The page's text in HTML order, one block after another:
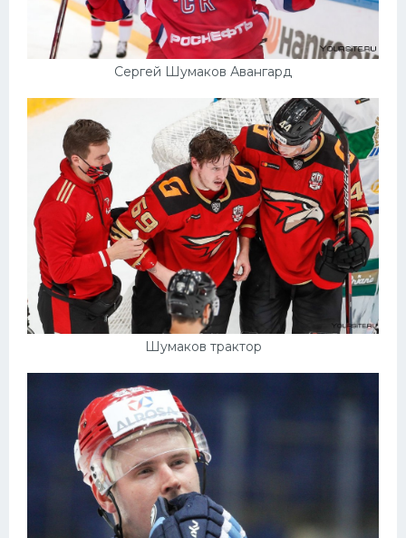
Сергей Шумаков Авангард
Шумаков трактор